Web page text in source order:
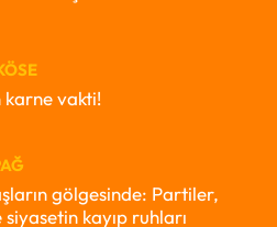
karne vakti!
gölgesinde: Partiler,
siyasetin kayıp ruhları